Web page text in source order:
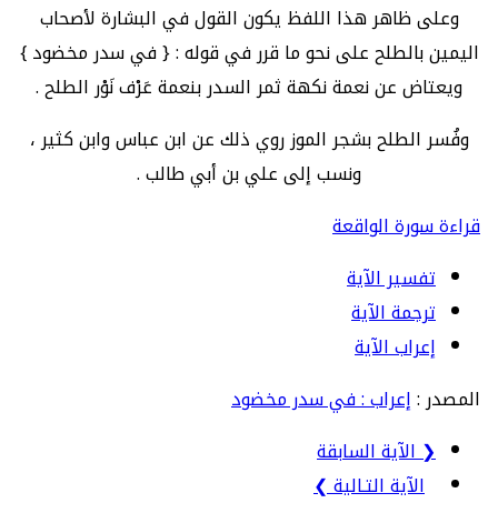
وعلى ظاهر هذا اللفظ يكون القول في البشارة لأصحاب
اليمين بالطلح على نحو ما قرر في قوله : { في سدر مخضود }
ويعتاض عن نعمة نكهة ثمر السدر بنعمة عَرْف نَوْر الطلح .
وفُسر الطلح بشجر الموز روي ذلك عن ابن عباس وابن كثير ،
ونسب إلى علي بن أبي طالب .
قراءة سورة الواقعة
تفسير الآية
ترجمة الآية
إعراب الآية
المصدر :إعراب : في سدر مخضود
❮ الآية السابقة
الآية التـالية ❯